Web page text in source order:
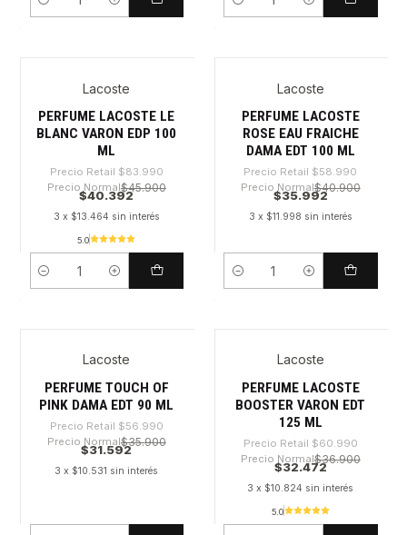
Cantidad Cantidad
Lacoste
PERFUME LACOSTE LE
BLANC VARON EDP 100
ML
Precio Retail $83.990
Precio Normal$45.900
$40.392
3 x $13.464 sin interés
5.0
Cantidad
Lacoste
PERFUME LACOSTE
ROSE EAU FRAICHE
DAMA EDT 100 ML
Precio Retail $58.990
Precio Normal$40.900
$35.992
3 x $11.998 sin interés
Cantidad
Lacoste
PERFUME TOUCH OF
PINK DAMA EDT 90 ML
Precio Retail $56.990
Precio Normal$35.900
$31.592
3 x $10.531 sin interés
Lacoste
PERFUME LACOSTE
BOOSTER VARON EDT
125 ML
Precio Retail $60.990
Precio Normal$36.900
$32.472
3 x $10.824 sin interés
5.0